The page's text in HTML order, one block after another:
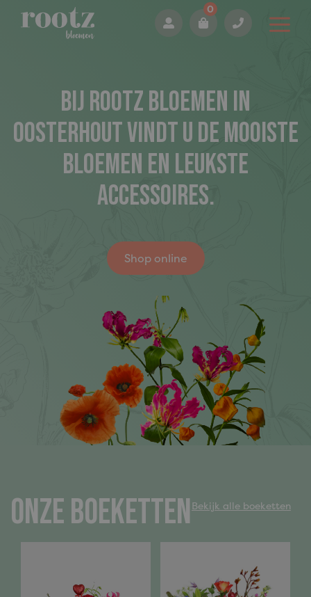
0
Bij Rootz Bloemen in
oosterhout vindt u de mooiste
bloemen en leukste
accessoires.
Shop online
Onze boeketten Bekijk alle boeketten